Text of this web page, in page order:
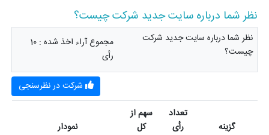
نظر شما درباره سایت جدید شرکت چیست؟
نظر شما درباره سایت جدید شرکت
چیست؟
مجموع آراء اخذ شده : 10
رأی
شرکت در نظرسنجی
گزینه
تعداد
رأی
سهم از
کل
نمودار